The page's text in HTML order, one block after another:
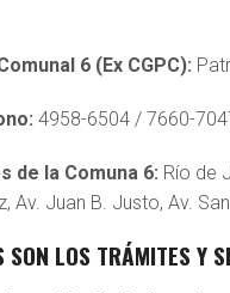
domains/
functions.php
6 (Ex CGPC):
4958-6504 / 7660-
de la Comuna 6: Río de
Av. Juan B. Justo, Av.
SON LOS TRÁMITES Y